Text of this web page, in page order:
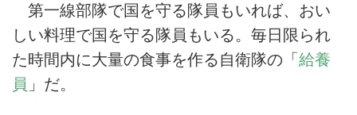
第一線部隊で国を守る隊員もいれば、おい
しい料理で国を守る隊員もいる。毎日限られ
た時間内に大量の食事を作る自衛隊の「給養
員 」だ。